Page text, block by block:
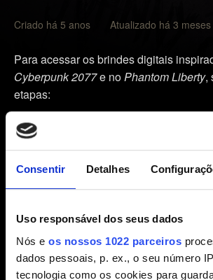
Consentir Detalhes
Uso responsável dos seus dados
Nós e os nossos 1022 parceiros
dados pessoais, p. ex., o seu número
tecnologia como os cookies para
Criado há 5 anos Atualizado há 3 meses
Para acessar os brindes digitais
Cyberpunk 2077e noPhantom Liberty,
etapas:
Acesse
Clique emBaixar brindes.
Conecte-se com a sua conta CD
Observação:para ter acesso às
iniciar o jogo e conectar-se ao
Minhas recompensasno menu